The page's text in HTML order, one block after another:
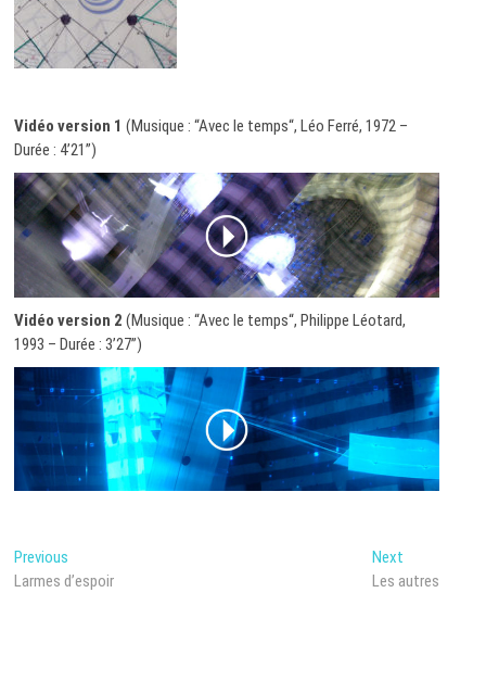
Vidéo version 1 (Musique : “Avec le temps“, Léo Ferré, 1972 –
Durée : 4’21”)
Vidéo version 2 (Musique : “Avec le temps“, Philippe Léotard,
1993 – Durée : 3’27”)
Post
navigation
Previous
post:
Larmes d’espoir
NextNext
post:
Les autres